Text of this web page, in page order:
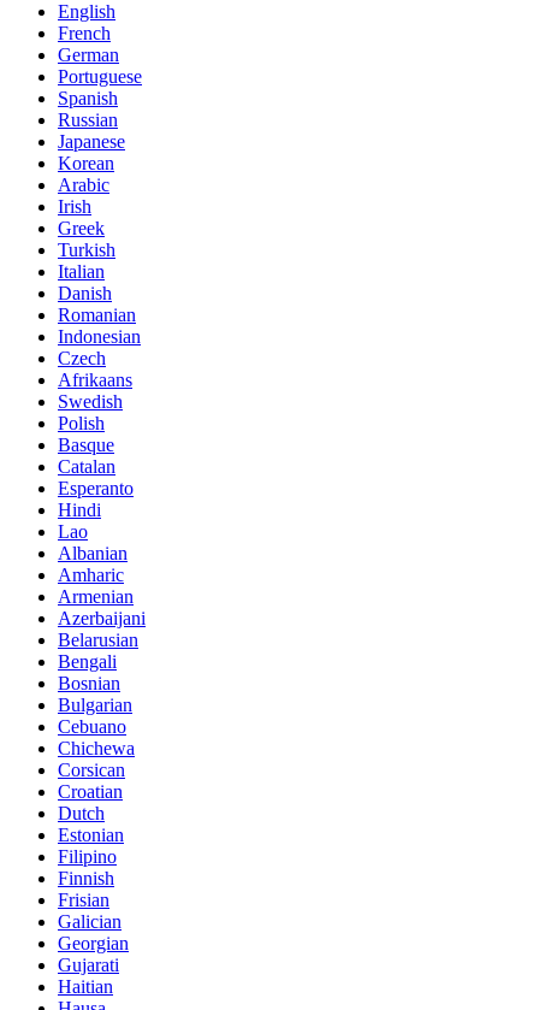
English
French
German
Portuguese
Spanish
Russian
Japanese
Korean
Arabic
Irish
Greek
Turkish
Italian
Danish
Romanian
Indonesian
Czech
Afrikaans
Swedish
Polish
Basque
Catalan
Esperanto
Hindi
Lao
Albanian
Amharic
Armenian
Azerbaijani
Belarusian
Bengali
Bosnian
Bulgarian
Cebuano
Chichewa
Corsican
Croatian
Dutch
Estonian
Filipino
Finnish
Frisian
Galician
Georgian
Gujarati
Haitian